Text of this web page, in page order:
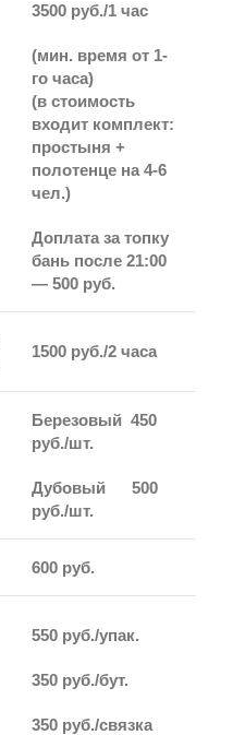
3500 руб./1 час
(мин. время от 1-
го часа)
(в стоимость
входит комплект:
простыня +
полотенце на 4-6
чел.)
Доплата за топку
бань после 21:00
— 500 руб.
1500 руб./2 часа
Березовый 450
руб./шт.
Дубовый 500
руб./шт.
600 руб.
550 руб./упак.
350 руб./бут.
350 руб./связка